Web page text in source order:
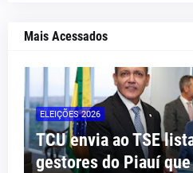
Mais Acessados
ELEIÇÕES 2026
TCU envia ao TSE
gestores do Piauí